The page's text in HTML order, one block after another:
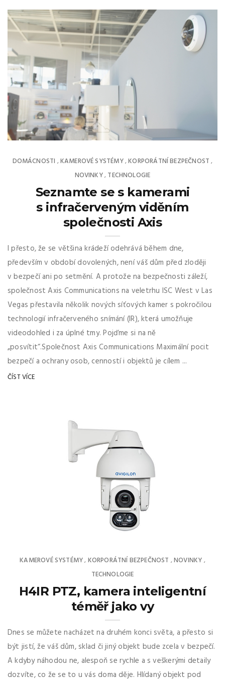
DOMÁCNOSTI ,KAMEROVÉ SYSTÉMY,KORPORÁTNÍ BEZPEČNOST ,
NOVINKY, TECHNOLOGIE
Seznamte se s kamerami
s infračerveným viděním
společnosti Axis
I přesto, že se většina krádeží odehrává během dne,
především v období dovolených, není váš dům před zloději
v bezpečí ani po setmění. A protože na bezpečnosti záleží,
společnost Axis Communications na veletrhu ISC West v Las
Vegas přestavila několik nových síťových kamer s pokročilou
technologií infračerveného snímání (IR), která umožňuje
videodohled i za úplné tmy. Pojďme si na ně
„posvítit“.Společnost Axis Communications Maximální pocit
bezpečí a ochrany osob, cenností i objektů je cílem ...
ČÍST VÍCE
KAMEROVÉ SYSTÉMY, KORPORÁTNÍ BEZPEČNOST ,NOVINKY ,
TECHNOLOGIE
H4IR PTZ, kamera inteligentní
téměř jako vy
Dnes se můžete nacházet na druhém konci světa, a přesto si
být jistí, že váš dům, sklad či jiný objekt bude zcela v bezpečí.
A kdyby náhodou ne, alespoň se rychle a s veškerými detaily
dozvíte, co že se to u vás doma děje. Hlídaný objekt pod